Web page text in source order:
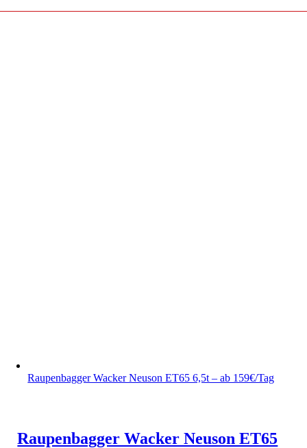
Raupenbagger Wacker Neuson ET65 6,5t – ab 159€/Tag
Raupenbagger Wacker Neuson ET65